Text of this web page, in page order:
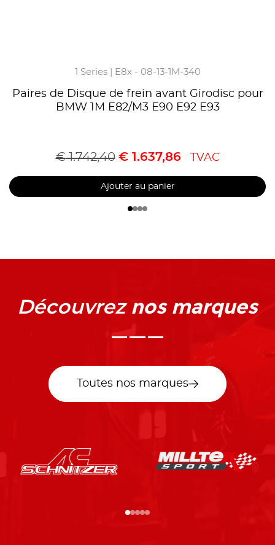
1 Series | E8x - 08-13-1M-340
Paires de Disque de frein avant Girodisc pour
BMW 1M E82/M3 E90 E92 E93
€1.742,40 €1.637,86 TVAC
Ajouter au panier
Découvrez nos marques
Toutes nos marques